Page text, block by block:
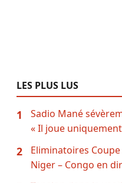
LES PLUS LUS
1
Sadio Mané
« Il joue
2
Eliminatoires
Niger – Congo en